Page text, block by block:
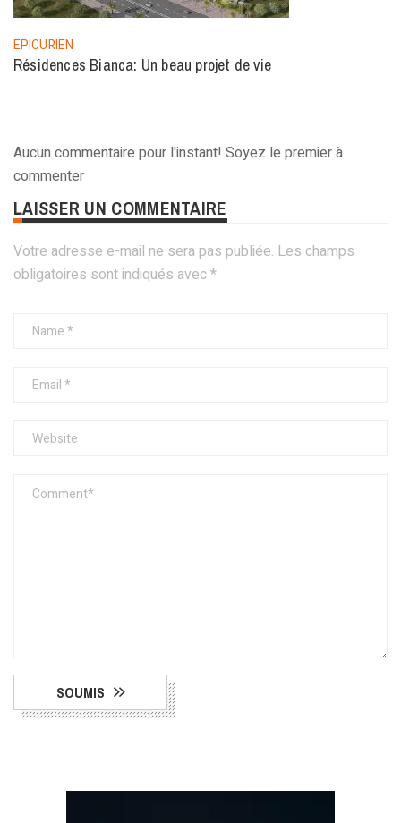
EPICURIEN
Résidences Bianca: Un beau projet de vie
Aucun commentaire pour l'instant! Soyez le premier à
commenter
LAISSER UN COMMENTAIRE
Votre adresse e-mail ne sera pas publiée. Les champs
obligatoires sont indiqués avec*
SOUMIS